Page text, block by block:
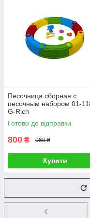
Песочница сборная с
песочным набором 01-
G-Rich
Готово до відправки
800 ₴ 960 ₴
Купити